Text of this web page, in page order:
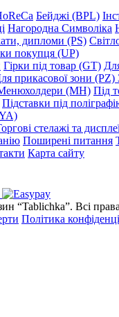
Бейджі (BPL)
Нагородна Символіка
дипломи (PS)
покупця (UP)
Гірки під товар (GT)
прикасової зони (PZ)
(MH) Під
Підставки під
стелажі та
Поширені питання
Карта сайту
“Tablichka”. Всі
Політика